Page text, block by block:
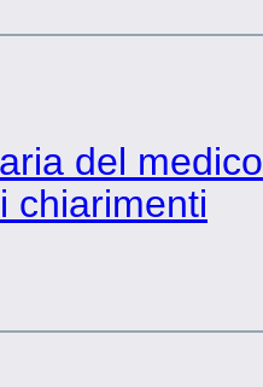
del medico
chiarimenti